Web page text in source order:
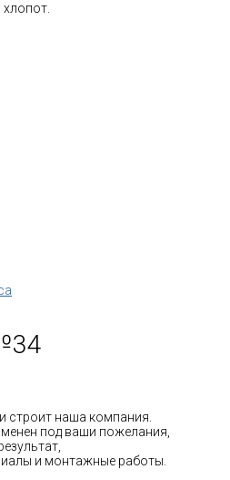
строит наша компания.
под ваши пожелания,
и монтажные работы.